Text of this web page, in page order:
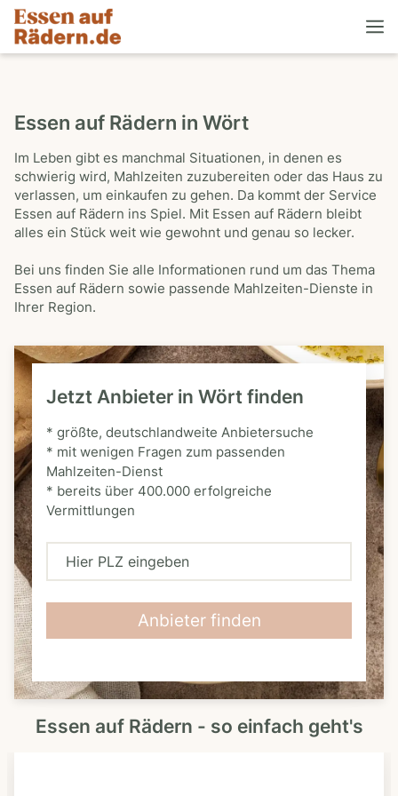
Essen auf Rädern in Wört
Im Leben gibt es manchmal Situationen, in denen es
schwierig wird, Mahlzeiten zuzubereiten oder das Haus zu
verlassen, um einkaufen zu gehen. Da kommt der Service
Essen auf Rädern ins Spiel. Mit Essen auf Rädern bleibt
alles ein Stück weit wie gewohnt und genau so lecker.
Bei uns finden Sie alle Informationen rund um das Thema
Essen auf Rädern sowie passende Mahlzeiten-Dienste in
Ihrer Region.
Jetzt Anbieter in Wört finden
* größte, deutschlandweite Anbietersuche
* mit wenigen Fragen zum passenden
Mahlzeiten-Dienst
* bereits über 400.000 erfolgreiche
Vermittlungen
H
L
Z
Anbieter finden
Essen auf Rädern - so einfach geht's